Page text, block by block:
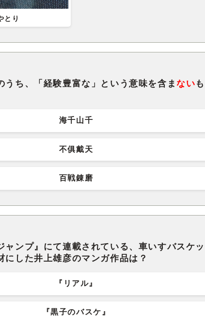
とり
うち、「経験豊富な」という意味を含まない も
海千山千
不俱戴天
百戦錬磨
ャンプ』にて連載されている、車いすバスケッ
にした井上雄彦のマンガ作品は？
『リアル』
『黒子のバスケ』